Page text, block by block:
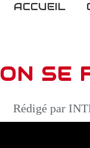
ACCUEIL
ON SE
Rédigé par